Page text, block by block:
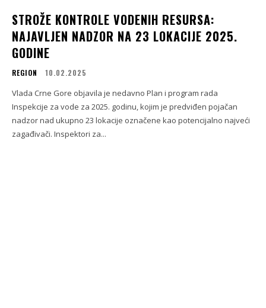
STROŽE KONTROLE VODENIH RESURSA:
NAJAVLJEN NADZOR NA 23 LOKACIJE 2025.
GODINE
REGION 10.02.2025
Vlada Crne Gore objavila je nedavno Plan i program rada
Inspekcije za vode za 2025. godinu, kojim je predviđen pojačan
nadzor nad ukupno 23 lokacije označene kao potencijalno najveći
zagađivači. Inspektori za...